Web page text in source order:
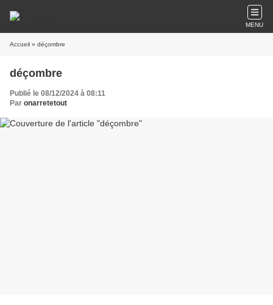
MENU
Accueil » déçombre
déçombre
Publié le 08/12/2024 à 08:11
Par onarretetout